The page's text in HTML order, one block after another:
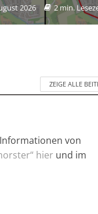
2026 2 min.
ZEIGE ALLE
von
hier und im